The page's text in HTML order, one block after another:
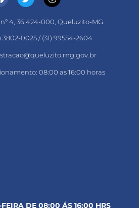
4, 36.424-000, Queluzito-MG
3802-0025 / (31) 99554-2604
08:00 as 16:00 horas
DE 08:00 ÁS 16:00 HRS